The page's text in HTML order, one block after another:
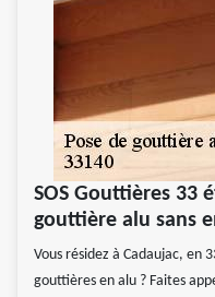
SOS Gouttières 33
gouttière alu sans
Vous résidez à Cadaujac, en
gouttières en alu ? Faites